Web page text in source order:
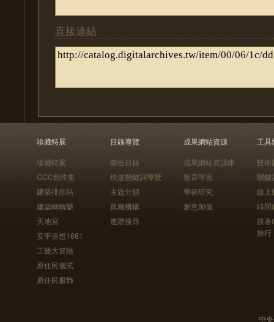
直接連結
珍藏特展
珍藏特展
CCC創作集
建築排排站
建築轉轉樂
天地宮
安平追想1661
工藝大冒險
原住民儀式
原住民服飾
目錄導覽
聯合目錄
快速關鍵詞導覽
主題分類
典藏機構
進階搜尋
成果網站資源
成果網站資源庫
教育學習
學術研究
創意加值
工具
技術
關鍵
線上
時間
跟
旅行
中